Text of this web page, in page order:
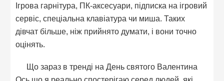
Ігрова гарнітура, ПК-аксесуари, підписка на ігровий
сервіс, спеціальна клавіатура чи миша. Таких
дівчат більше, ніж прийнято думати, і вони точно
оцінять.
Що зараз в тренді на День святого Валентина